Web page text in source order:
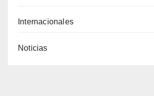
Internacionales
Noticias